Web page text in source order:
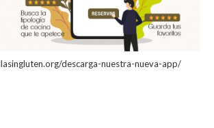
descarga-nuestra-nueva-app/